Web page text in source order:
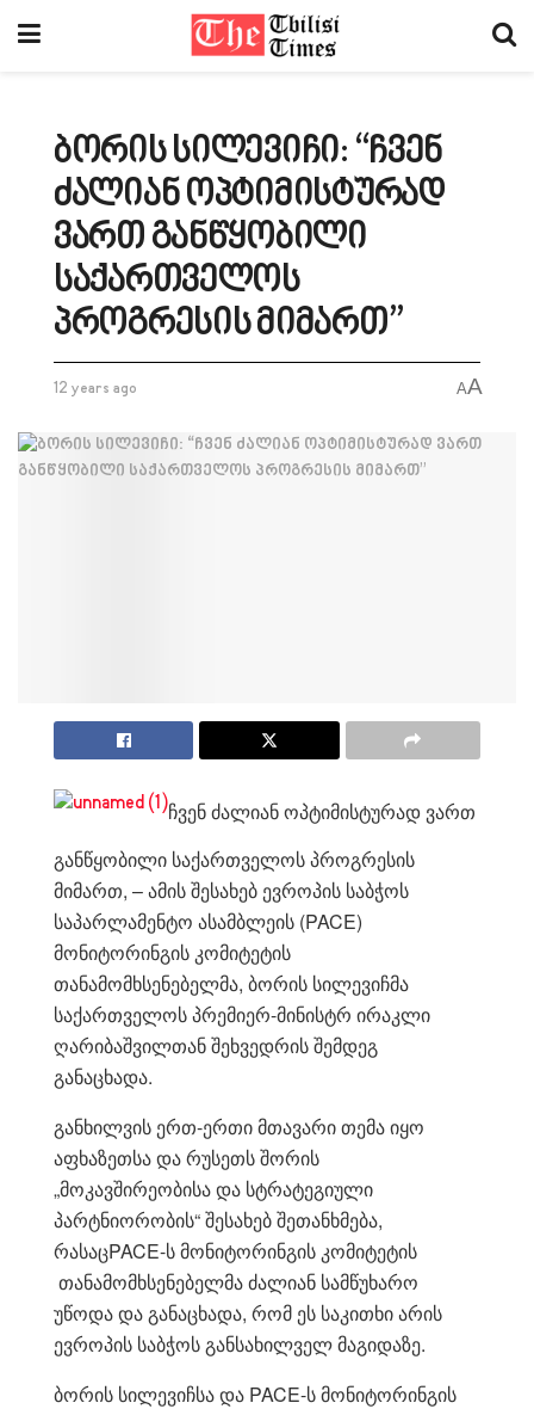
ბორის სილევიჩი: “ჩვენ
ძალიან ოპტიმისტურად
ვართ განწყობილი
საქართველოს
პროგრესის მიმართ”
12 years ago AA
ჩვენ ძალიან ოპტიმისტურად ვართ
განწყობილი საქართველოს პროგრესის
მიმართ, – ამის შესახებ ევროპის საბჭოს
საპარლამენტო ასამბლეის (PACE)
მონიტორინგის კომიტეტის
თანამომხსენებელმა, ბორის სილევიჩმა
საქართველოს პრემიერ-მინისტრ ირაკლი
ღარიბაშვილთან შეხვედრის შემდეგ
განაცხადა.
განხილვის ერთ-ერთი მთავარი თემა იყო
აფხაზეთსა და რუსეთს შორის
„მოკავშირეობისა და სტრატეგიული
პარტნიორობის“ შესახებ შეთანხმება,
რასაცPACE-ს მონიტორინგის კომიტეტის
თანამომხსენებელმა ძალიან სამწუხარო
უწოდა და განაცხადა, რომ ეს საკითხი არის
ევროპის საბჭოს განსახილველ მაგიდაზე.
ბორის სილევიჩსა და PACE-ს მონიტორინგის